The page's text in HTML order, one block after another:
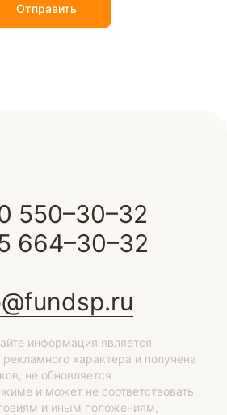
Отправить
550–30–32
664–30–32
информация является
характера и получена
не обновляется
и может не соответствовать
и иным положениям,